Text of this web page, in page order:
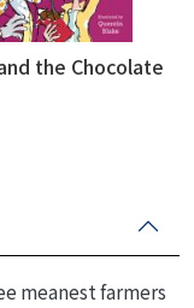
the Chocolate
meanest farmers